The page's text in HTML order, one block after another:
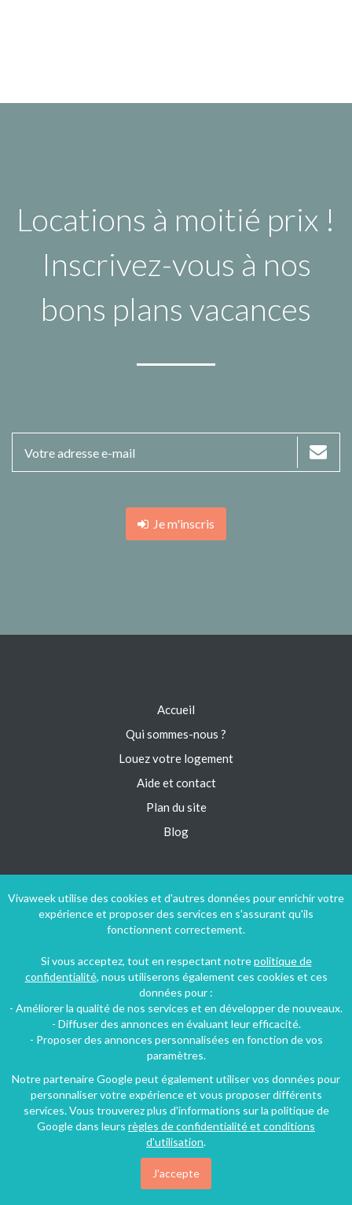
Locations à moitié prix !
Inscrivez-vous à nos
bons plans vacances
Je m'inscris
Vivaweek utilise des cookies et d'autres données pour enrichir votre
expérience et proposer des services en s'assurant qu'ils
fonctionnent correctement.
Si vous acceptez, tout en respectant notrepolitique de
confidentialité, nous utiliserons également ces cookies et ces
données pour :
- Améliorer la qualité de nos services et en développer de nouveaux.
- Diffuser des annonces en évaluant leur efficacité.
- Proposer des annonces personnalisées en fonction de vos
paramètres.
Notre partenaire Google peut également utiliser vos données pour
personnaliser votre expérience et vous proposer différents
services. Vous trouverez plus d'informations sur la politique de
Google dans leurs règles de confidentialité et conditions
d'utilisation.
J'accepte
Accueil
Qui sommes-nous ?
Louez votre logement
Aide et contact
Plan du site
Blog
Conditions générales d'utilisation-Politique de confidentialité
Copyright © 2009 ‐ 2026 Vivaweek ‐ Tous droits réservés ‐
Dernière mise à jour du site : 06 août 2026